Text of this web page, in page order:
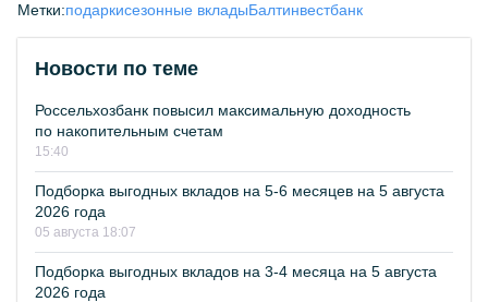
Метки:подаркисезонные вкладыБалтинвестбанк
Новости по теме
Россельхозбанк повысил максимальную доходность
по накопительным счетам
15:40
Подборка выгодных вкладов на 5-6 месяцев на 5 августа
2026 года
05 августа 18:07
Подборка выгодных вкладов на 3-4 месяца на 5 августа
2026 года